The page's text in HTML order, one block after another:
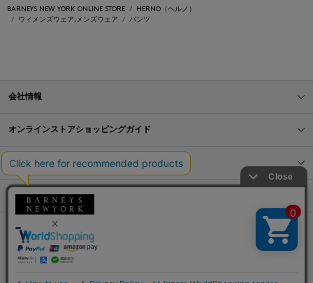
BARNEYS NEW YORK ONLINE STORE
HERNO（ヘルノ）
ウィメンズウェア,メンズウェア
パンツ
会社情報
オンラインストアショッピングガイド
店舗情報
サービス